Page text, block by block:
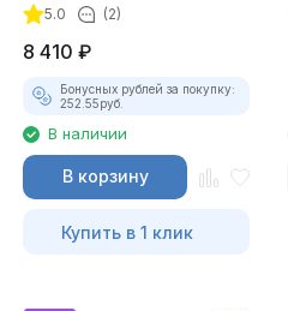
5.0 (2)
8 410 ₽
Бонусных рублей за покупку:
252.55руб.
В наличии
В корзину
Купить в 1 клик